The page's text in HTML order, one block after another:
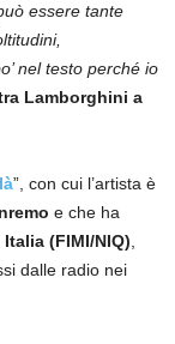
essere tante
nel testo perché io
Lamborghini a
”, con cui l’artista è
e che ha
(FIMI/NIQ)
dalle radio nei